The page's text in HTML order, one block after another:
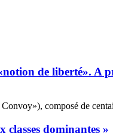
de liberté». A
composé de
dominantes »